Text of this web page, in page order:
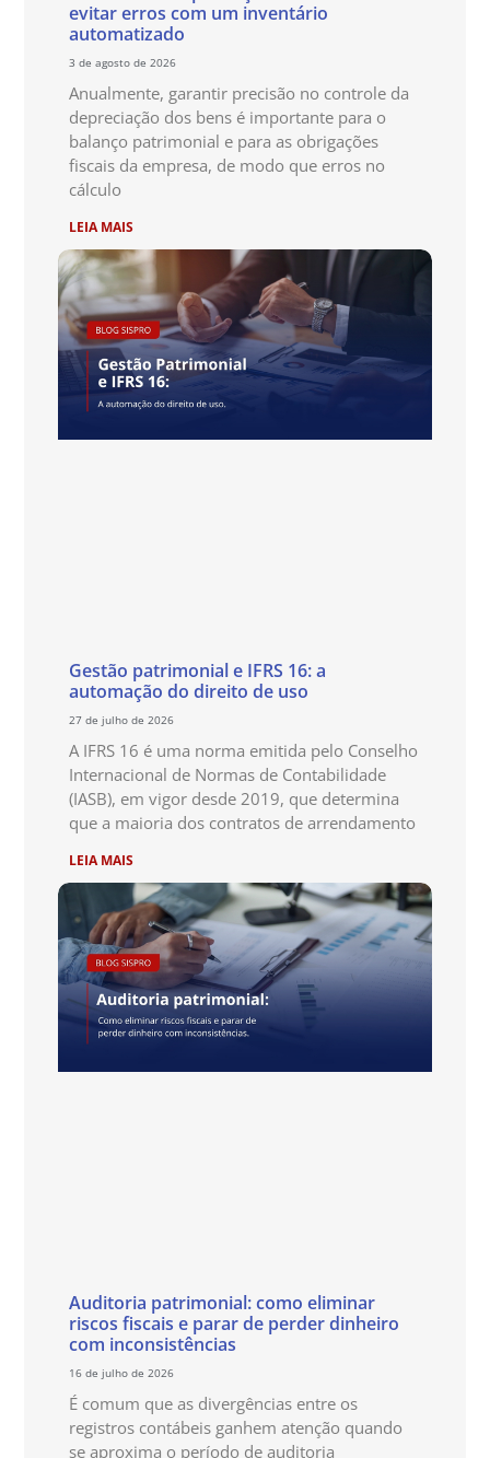
evitar erros com um inventário
automatizado
3 de agosto de 2026
Anualmente, garantir precisão no controle da
depreciação dos bens é importante para o
balanço patrimonial e para as obrigações
fiscais da empresa, de modo que erros no
cálculo
LEIA MAIS
Gestão patrimonial e IFRS 16: a
automação do direito de uso
27 de julho de 2026
A IFRS 16 é uma norma emitida pelo Conselho
Internacional de Normas de Contabilidade
(IASB), em vigor desde 2019, que determina
que a maioria dos contratos de arrendamento
LEIA MAIS
Auditoria patrimonial: como eliminar
riscos fiscais e parar de perder dinheiro
com inconsistências
16 de julho de 2026
É comum que as divergências entre os
registros contábeis ganhem atenção quando
se aproxima o período de auditoria